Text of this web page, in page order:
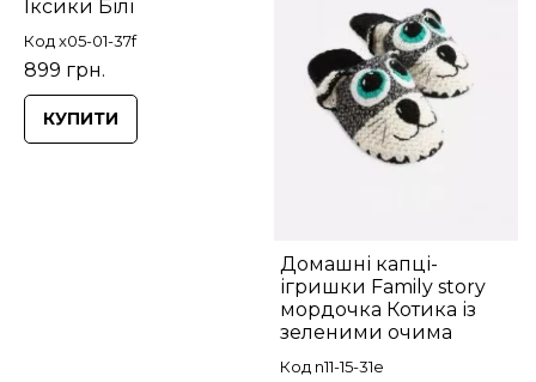
Іксики Білі
Код x05-01-37f
899 грн.
КУПИТИ
Домашні капці-
ігришки Family story
мордочка Котика із
зеленими очима
Код n11-15-31e